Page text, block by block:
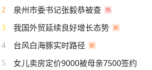
2 泉州市委书记张毅恭被查
3 我国外贸延续良好增长态势
4 台风白海豚实时路径
5 女儿卖房定价9000被母亲7500签约